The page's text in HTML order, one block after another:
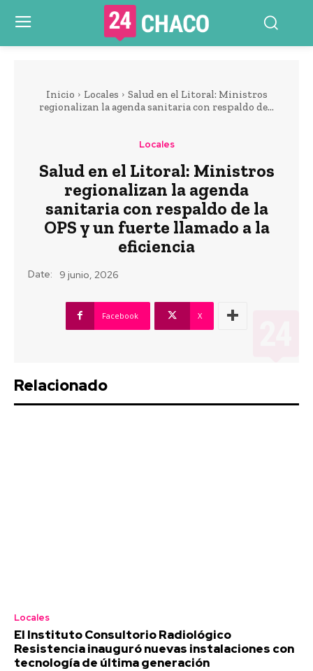
Inicio Locales
Salud en el Litoral: Ministros
regionalizan la agenda sanitaria con respaldo de...
Locales
Salud en el Litoral: Ministros
regionalizan la agenda
sanitaria con respaldo de la
OPS y un fuerte llamado a la
eficiencia
Date: 9 junio, 2026
Facebook X
Relacionado
Locales
El Instituto Consultorio Radiológico
Resistencia inauguró nuevas instalaciones con
tecnología de última generación